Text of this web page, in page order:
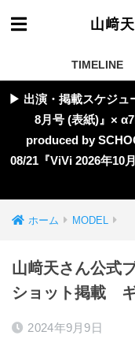
山﨑
TIMELINE
▶︎ 出演・掲載スケジュ
8月号 (表紙)』×
produced by
08/21『ViVi 2026年10
ホーム MODEL
山﨑天さん公式
ショット掲載
2024年9月9日